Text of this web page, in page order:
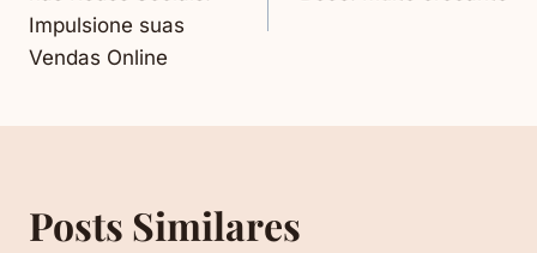
Post
Impulsione suas
Vendas Online
Posts Similares